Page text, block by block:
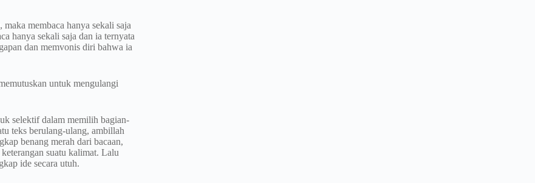
membaca hanya sekali saja
hanya sekali saja dan ia ternyata
dan memvonis diri bahwa ia
untuk mengulangi
selektif dalam memilih bagian-
teks berulang-ulang, ambillah
benang merah dari bacaan,
suatu kalimat. Lalu
ide secara utuh.